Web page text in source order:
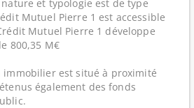
et typologie est de type
Mutuel Pierre 1 est accessible
Mutuel Pierre 1 développe
800,35 M€
immobilier est situé à proximité
également des fonds